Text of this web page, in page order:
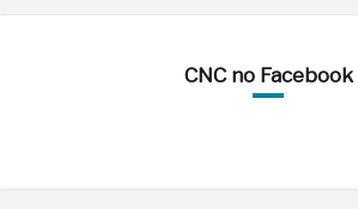
CNC no Facebook